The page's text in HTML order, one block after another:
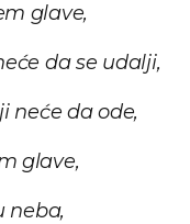
glave,
da se udalji,
neće da ode,
glave,
neba,